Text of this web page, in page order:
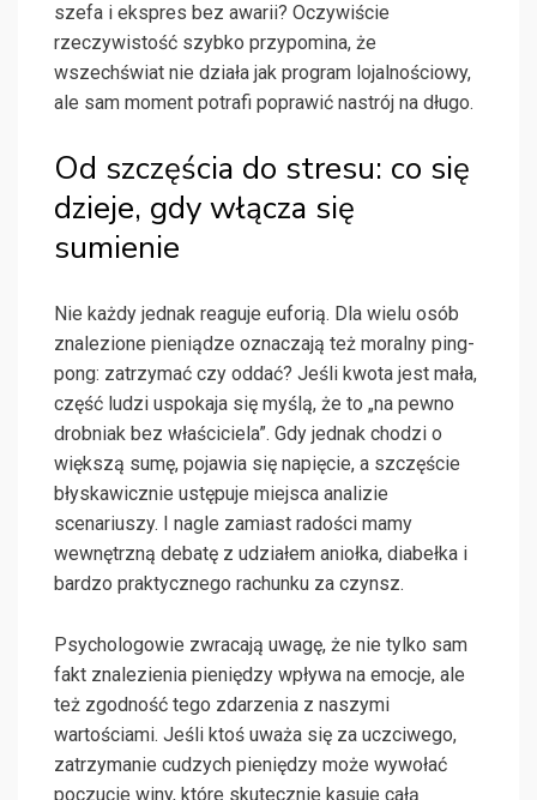
szefa i ekspres bez awarii? Oczywiście
rzeczywistość szybko przypomina, że
wszechświat nie działa jak program lojalnościowy,
ale sam moment potrafi poprawić nastrój na długo.
Od szczęścia do stresu: co się
dzieje, gdy włącza się
sumienie
Nie każdy jednak reaguje euforią. Dla wielu osób
znalezione pieniądze oznaczają też moralny ping-
pong: zatrzymać czy oddać? Jeśli kwota jest mała,
część ludzi uspokaja się myślą, że to „na pewno
drobniak bez właściciela”. Gdy jednak chodzi o
większą sumę, pojawia się napięcie, a szczęście
błyskawicznie ustępuje miejsca analizie
scenariuszy. I nagle zamiast radości mamy
wewnętrzną debatę z udziałem aniołka, diabełka i
bardzo praktycznego rachunku za czynsz.
Psychologowie zwracają uwagę, że nie tylko sam
fakt znalezienia pieniędzy wpływa na emocje, ale
też zgodność tego zdarzenia z naszymi
wartościami. Jeśli ktoś uważa się za uczciwego,
zatrzymanie cudzych pieniędzy może wywołać
poczucie winy, które skutecznie kasuje całą